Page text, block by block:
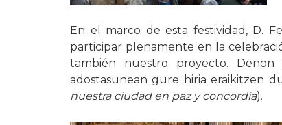
En el marco de esta festividad, D.
participar plenamente en la
también nuestro proyecto.
adostasunean gure hiria eraikitzen
nuestra ciudad en paz y concordia).